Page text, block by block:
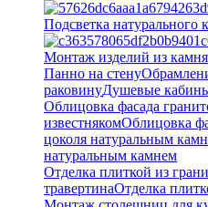
Подсветка натурального
Монтаж изделий из камня
Панно на стену
раковинуДушевые
Облицовка фасада
известнякомОблицовка
цоколя натуральным
натуральным камнем
Отделка плиткой из
травертинаОтделка